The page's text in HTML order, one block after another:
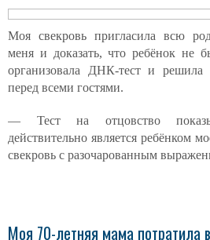
Моя свекровь пригласила всю
меня и доказать, что ребёнок не
организовала ДНК-тест и решила
перед всеми гостями.
— Тест на отцовство
действительно является ребёнком
свекровь с разочарованным
Моя 70-летняя мама потратила